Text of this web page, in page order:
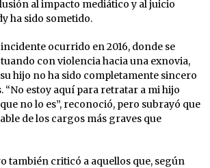
al impacto mediático y al juicio
ha sido sometido.
ocurrido en 2016, donde se
con violencia hacia una exnovia,
hijo no ha sido completamente sincero
“No estoy aquí para retratar a mi hijo
no lo es”, reconoció, pero subrayó que
de los cargos más graves que
también criticó a aquellos que, según